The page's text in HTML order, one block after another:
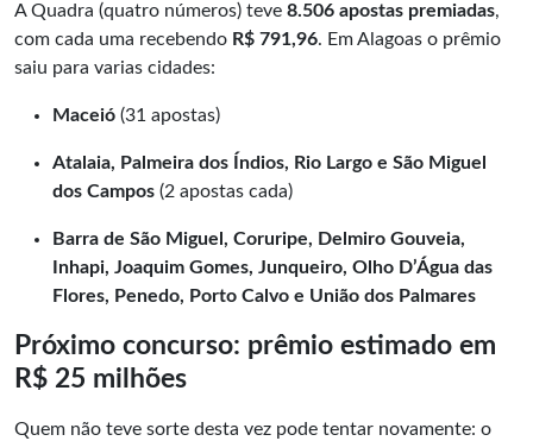
A Quadra (quatro números) teve 8.506 apostas premiadas,
com cada uma recebendo R$ 791,96. Em Alagoas o prêmio
saiu para varias cidades:
Maceió (31 apostas)
Atalaia, Palmeira dos Índios, Rio Largo e São Miguel
dos Campos (2 apostas cada)
Barra de São Miguel, Coruripe, Delmiro Gouveia,
Inhapi, Joaquim Gomes, Junqueiro, Olho D’Água das
Flores, Penedo, Porto Calvo e União dos Palmares
Próximo concurso: prêmio estimado em
R$ 25 milhões
Quem não teve sorte desta vez pode tentar novamente: o